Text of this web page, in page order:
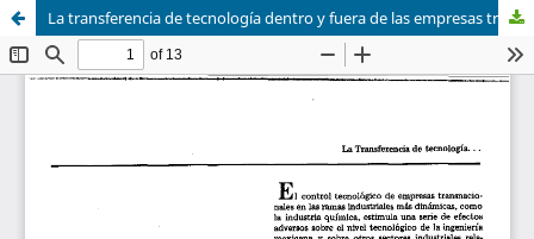
La transferencia de tecnología dentro y fuera de las empresas transnacionales en la industria de fibras poliéster: las experiencias internacional y mexicana